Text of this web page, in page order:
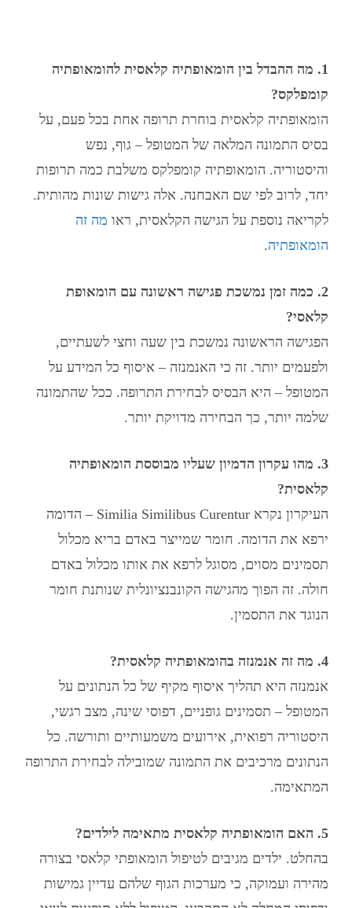
1. מה ההבדל בין הומאופתיה קלאסית להומאופתיה
קומפלקס?
הומאופתיה קלאסית בוחרת תרופה אחת בכל פעם, על
בסיס התמונה המלאה של המטופל – גוף, נפש
והיסטוריה. הומאופתיה קומפלקס משלבת כמה תרופות
יחד, לרוב לפי שם האבחנה. אלה גישות שונות מהותית.
לקריאה נוספת על הגישה הקלאסית, ראו מה זה
הומאופתיה.
2. כמה זמן נמשכת פגישה ראשונה עם הומאופת
קלאסי?
הפגישה הראשונה נמשכת בין שעה וחצי לשעתיים,
ולפעמים יותר. זה כי האנמנזה – איסוף כל המידע על
המטופל – היא הבסיס לבחירת התרופה. ככל שהתמונה
שלמה יותר, כך הבחירה מדויקת יותר.
3. מהו עקרון הדמיון שעליו מבוססת הומאופתיה
קלאסית?
העיקרון נקרא Similia Similibus Curentur – הדומה
ירפא את הדומה. חומר שמייצר באדם בריא מכלול
תסמינים מסוים, מסוגל לרפא את אותו מכלול באדם
חולה. זה הפוך מהגישה הקונבנציונלית שנותנת חומר
הנוגד את התסמין.
4. מה זה אנמנזה בהומאופתיה קלאסית?
אנמנזה היא תהליך איסוף מקיף של כל הנתונים על
המטופל – תסמינים גופניים, דפוסי שינה, מצב רגשי,
היסטוריה רפואית, אירועים משמעותיים ותורשה. כל
הנתונים מרכיבים את התמונה שמובילה לבחירת התרופה
המתאימה.
5. האם הומאופתיה קלאסית מתאימה לילדים?
בהחלט. ילדים מגיבים לטיפול הומאופתי קלאסי בצורה
מהירה ועמוקה, כי מערכות הגוף שלהם עדיין גמישות